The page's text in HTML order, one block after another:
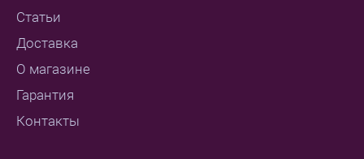
Статьи
Доставка
О магазине
Гарантия
Контакты